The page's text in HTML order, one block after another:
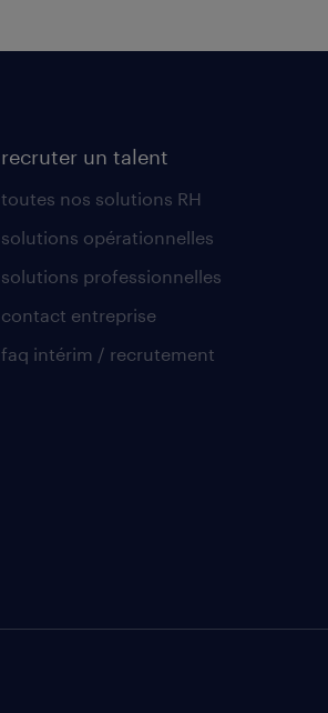
recruter un talent
toutes nos solutions RH
solutions opérationnelles
solutions professionnelles
contact entreprise
faq intérim / recrutement